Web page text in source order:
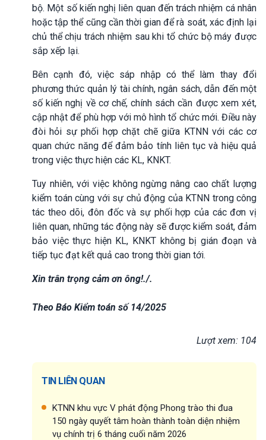
bộ. Một số kiến nghị liên quan đến trách nhiệm cá nhân
hoặc tập thể cũng cần thời gian để rà soát, xác định lại
chủ thể chịu trách nhiệm sau khi tổ chức bộ máy được
sắp xếp lại.
Bên cạnh đó, việc sáp nhập có thể làm thay đổi
phương thức quản lý tài chính, ngân sách, dẫn đến một
số kiến nghị về cơ chế, chính sách cần được xem xét,
cập nhật để phù hợp với mô hình tổ chức mới. Điều này
đòi hỏi sự phối hợp chặt chẽ giữa KTNN với các cơ
quan chức năng để đảm bảo tính liên tục và hiệu quả
trong việc thực hiện các KL, KNKT.
Tuy nhiên, với việc không ngừng nâng cao chất lượng
kiểm toán cùng với sự chủ động của KTNN trong công
tác theo dõi, đôn đốc và sự phối hợp của các đơn vị
liên quan, những tác động này sẽ được kiểm soát, đảm
bảo việc thực hiện KL, KNKT không bị gián đoạn và
tiếp tục đạt kết quả cao trong thời gian tới.
Xin trân trọng cảm ơn ông!./.
Theo Báo Kiểm toán số 14/2025
Lượt xem: 104
TIN LIÊN QUAN
KTNN khu vực V phát động Phong trào thi đua
150 ngày quyết tâm hoàn thành toàn diện nhiệm
vụ chính trị 6 tháng cuối năm 2026